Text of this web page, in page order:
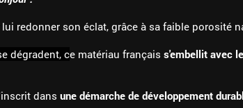
redonner son éclat, grâce à sa faible porosité
dégradent, ce matériau français s'embellit avec
dans une démarche de développement